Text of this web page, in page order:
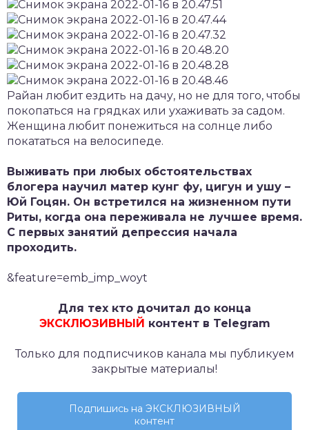
Райан любит ездить на дачу, но не для того, чтобы
покопаться на грядках или ухаживать за садом.
Женщина любит понежиться на солнце либо
покататься на велосипеде.
Выживать при любых обстоятельствах
блогера научил матер кунг фу, цигун и ушу –
Юй Гоцян. Он встретился на жизненном пути
Риты, когда она переживала не лучшее время.
С первых занятий депрессия начала
проходить.
&feature=emb_imp_woyt
Для тех кто дочитал до конца
ЭКСКЛЮЗИВНЫЙ контент в Telegram
Только для подписчиков канала мы публикуем
закрытые материалы!
Подпишись на ЭКСКЛЮЗИВНЫЙ
контент